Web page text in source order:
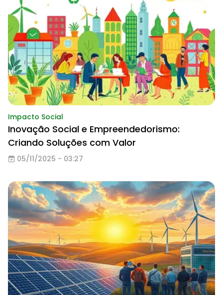
Impacto Social
Inovação Social e Empreendedorismo:
Criando Soluções com Valor
05/11/2025 - 03:27